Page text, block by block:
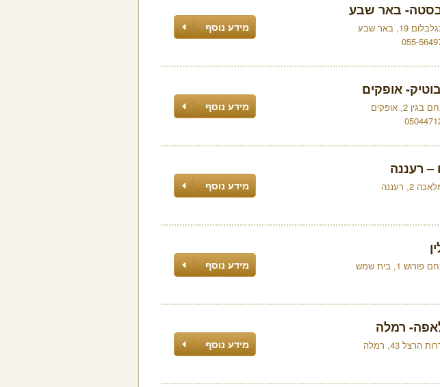
באר שבע
19, באר שבע
055-
מידע נוסף
אופקים
בגין 2, אופקים
מידע נוסף
– רעננה
2, רעננה מידע נוסף
פורוש 1, בית שמש מידע נוסף
רמלה
הרצל 43, רמלה מידע נוסף